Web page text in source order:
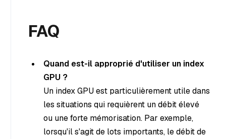
FAQ
Quand est-il approprié d'utiliser un index
GPU ?
Un index GPU est particulièrement utile dans
les situations qui requièrent un débit élevé
ou une forte mémorisation. Par exemple,
lorsqu'il s'agit de lots importants, le débit de